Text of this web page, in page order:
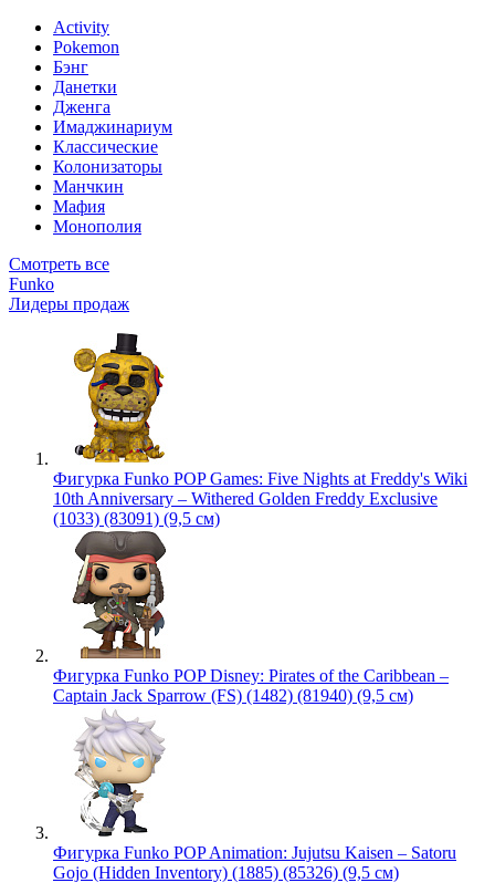
Activity
Pokemon
Бэнг
Данетки
Дженга
Имаджинариум
Классические
Колонизаторы
Манчкин
Мафия
Монополия
Смотреть все
Funko
Лидеры продаж
Фигурка Funko POP Games: Five Nights at Freddy's Wiki
10th Anniversary – Withered Golden Freddy Exclusive
(1033) (83091) (9,5 см)
Фигурка Funko POP Disney: Pirates of the Caribbean –
Captain Jack Sparrow (FS) (1482) (81940) (9,5 см)
Фигурка Funko POP Animation: Jujutsu Kaisen – Satoru
Gojo (Hidden Inventory) (1885) (85326) (9,5 см)